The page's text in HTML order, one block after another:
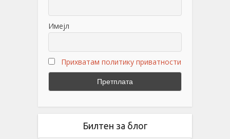
Имејл
Прихватам политику приватности
Билтен за блог